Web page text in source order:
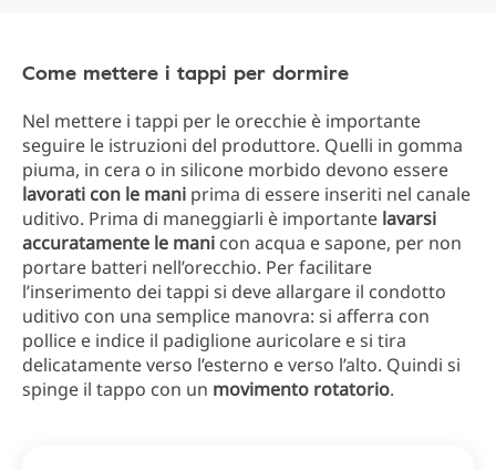
Come mettere i tappi per dormire
Nel mettere i tappi per le orecchie è importante
seguire le istruzioni del produttore. Quelli in gomma
piuma, in cera o in silicone morbido devono essere
lavorati con le mani prima di essere inseriti nel canale
uditivo. Prima di maneggiarli è importante lavarsi
accuratamente le mani con acqua e sapone, per non
portare batteri nell’orecchio. Per facilitare
l’inserimento dei tappi si deve allargare il condotto
uditivo con una semplice manovra: si afferra con
pollice e indice il padiglione auricolare e si tira
delicatamente verso l’esterno e verso l’alto. Quindi si
spinge il tappo con un movimento rotatorio.